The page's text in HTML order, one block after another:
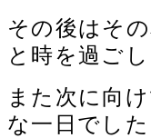
その後はそ
と時を過ご
また次に向
な一日でし